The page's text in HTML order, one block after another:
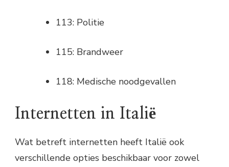
113: Politie
115: Brandweer
118: Medische noodgevallen
Internetten in Italië
Wat betreft internetten heeft Italië ook
verschillende opties beschikbaar voor zowel